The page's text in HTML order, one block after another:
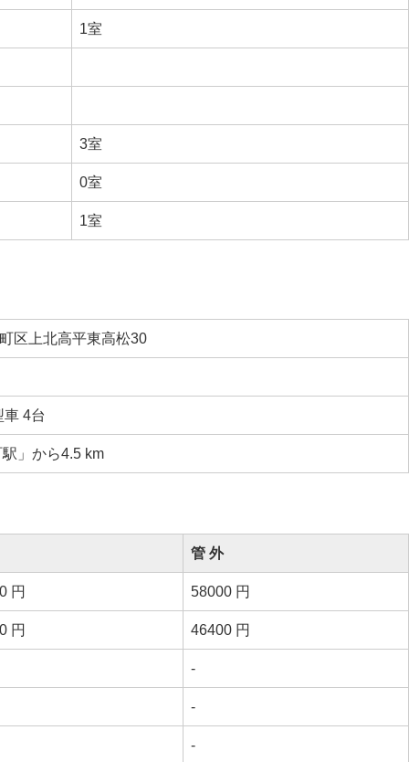
1室
3室
0室
1室
区上北高平東高松30
4台
」から4.5 km
管 外
円 58000 円
円 46400 円
-
-
-